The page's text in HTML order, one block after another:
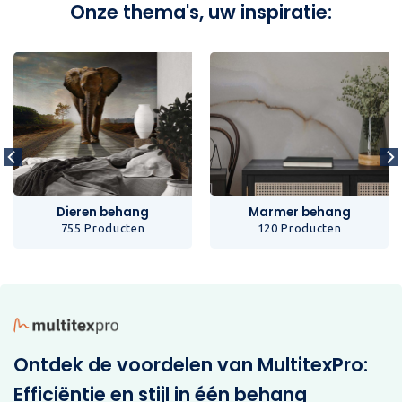
Onze thema's, uw inspiratie:
Dieren behang
755 Producten
Marmer behang
120 Producten
Ontdek de voordelen van MultitexPro:
Efficiëntie en stijl in één behang